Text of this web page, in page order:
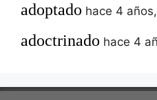
adoptado hace 4
adoctrinado hace 4